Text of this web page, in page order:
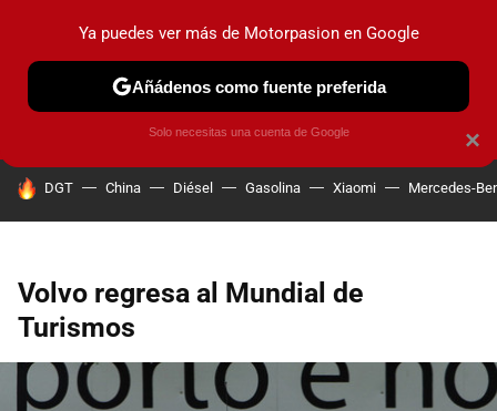
PRUEBAS COCHES ELÉCTRICOS OBSERVATORIO
HOY SE HABLA DE
DGT China Diésel Gasolina Xiaomi Mercedes-
Volvo regresa al Mundial de
Turismos
×
Ya puedes ver más de Motorpasion en Google
Añádenos como fuente preferida
Solo necesitas una cuenta de Google